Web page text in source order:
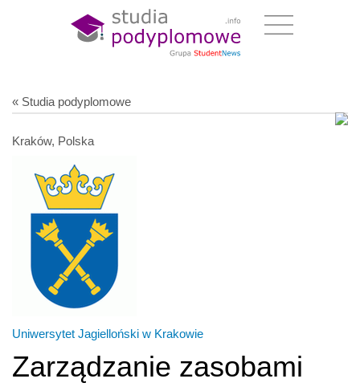
« Studia podyplomowe
Kraków, Polska
Uniwersytet Jagielloński w Krakowie
Zarządzanie zasobami